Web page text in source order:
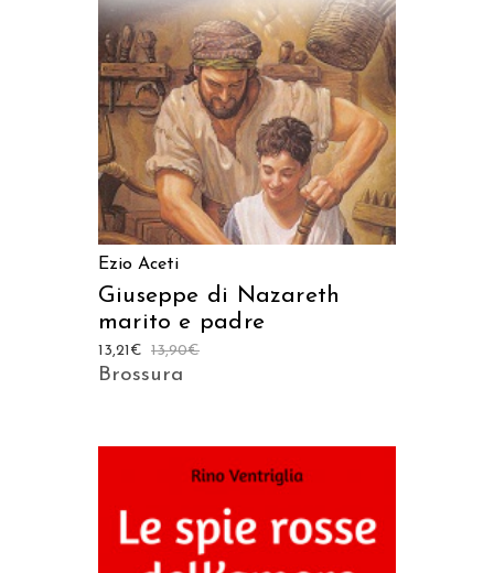
AGGIUNGI AL CARRELLO
Ezio Aceti
Giuseppe di Nazareth
marito e padre
13,90€
13,21 €
Brossura